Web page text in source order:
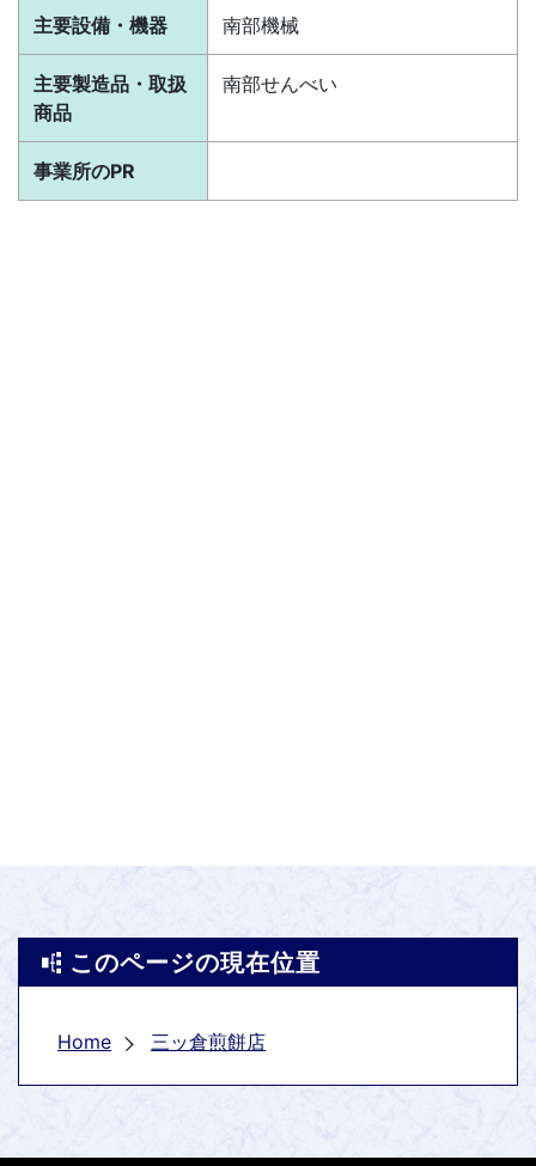
主要設備・機器 南部機械
主要製造品・取扱
商品
南部せんべい
事業所のPR
このページの現在位置
Home 三ッ倉煎餅店